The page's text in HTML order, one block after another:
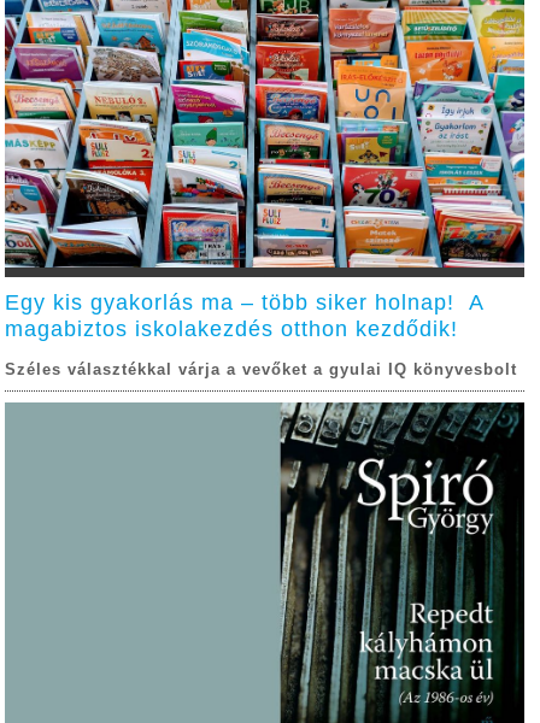
Egy kis gyakorlás ma – több siker holnap! A
magabiztos iskolakezdés otthon kezdődik!
Széles választékkal várja a vevőket a gyulai IQ könyvesbolt